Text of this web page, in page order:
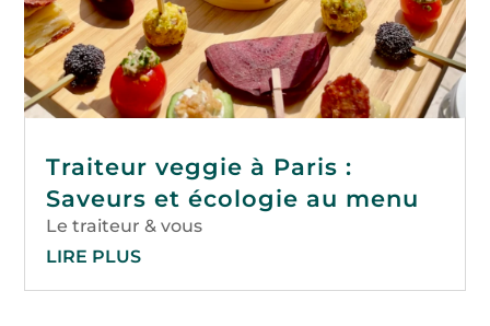
Traiteur veggie à Paris :
Saveurs et écologie au menu
Le traiteur & vous
LIRE PLUS